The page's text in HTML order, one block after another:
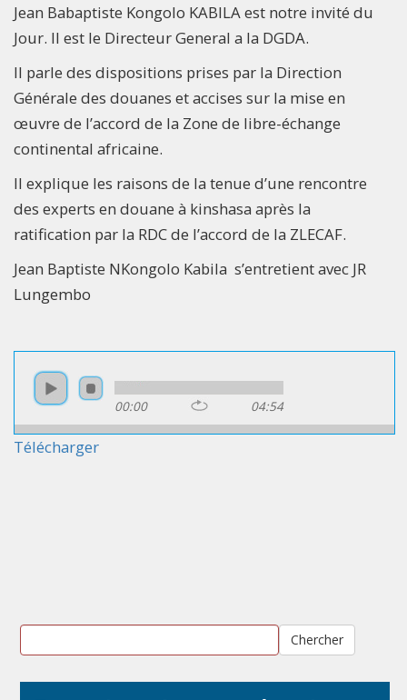
Jean Babaptiste Kongolo KABILA est notre invité du
Jour. Il est le Directeur General a la DGDA.
Il parle des dispositions prises par la Direction
Générale des douanes et accises sur la mise en
œuvre de l’accord de la Zone de libre-échange
continental africaine.
Il explique les raisons de la tenue d’une rencontre
des experts en douane à kinshasa après la
ratification par la RDC de l’accord de la ZLECAF.
Jean Baptiste NKongolo Kabila s’entretient avec JR
Lungembo
00:00 04:54
Télécharger
Chercher